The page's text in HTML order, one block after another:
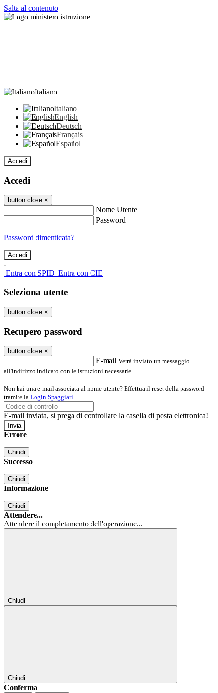
Salta al contenuto
Italiano
Italiano
English
Deutsch
Français
Español
Accedi
Accedi
button close ×
Nome Utente
Password
Password dimenticata?
-
Entra con SPID Entra con CIE
Seleziona utente
button close ×
Recupero password
button close ×
E-mail Verrà inviato un messaggio
all'indirizzo indicato con le istruzioni necessarie.
Non hai una e-mail associata al nome utente? Effettua il reset della password
tramite la Login Spaggiari
E-mail inviata, si prega di controllare la casella di posta elettronica!
Errore
Chiudi
Successo
Chiudi
Informazione
Chiudi
Attendere...
Attendere il completamento dell'operazione...
Chiudi
Chiudi
Conferma